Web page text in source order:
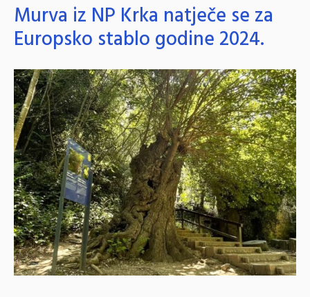
Murva iz NP Krka natječe se za
Europsko stablo godine 2024.